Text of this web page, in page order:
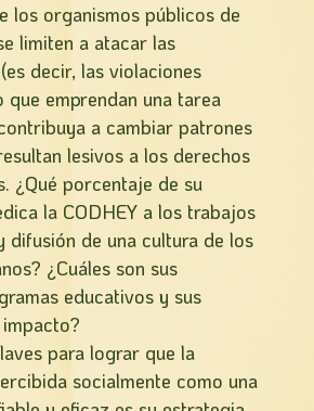
los organismos públicos de
limiten a atacar las
decir, las violaciones
que emprendan una tarea
a cambiar patrones
lesivos a los derechos
¿Qué porcentaje de su
la CODHEY a los trabajos
difusión de una cultura de los
¿Cuáles son sus
educativos y sus
para lograr que la
socialmente como una